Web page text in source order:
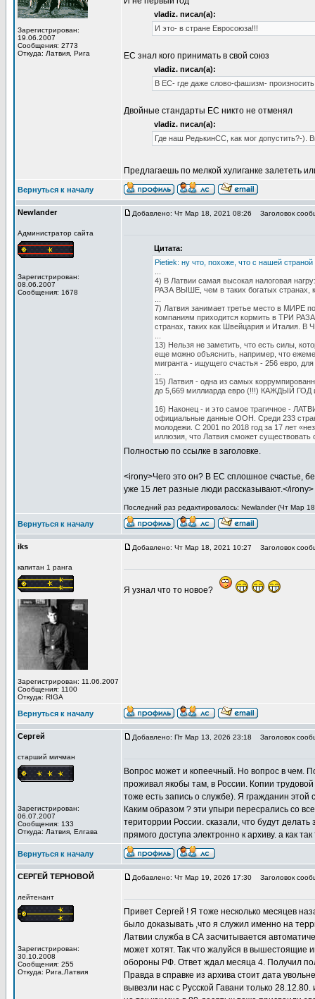
Зарегистрирован:
19.06.2007
Сообщения: 2773
Откуда: Латвия, Рига
vladiz. писал(а):
И это- в стране Евросоюза!!!
ЕС знал кого принимать в свой союз
vladiz. писал(а):
В ЕС- где даже слово-фашизм-
Двойные стандарты ЕС никто не отменял
vladiz. писал(а):
Где наш РедькинСС, как мог допустить?-).
Предлагаешь по мелкой хулиганке залететь
Вернуться к началу
Newlander
Администратор сайта
Зарегистрирован:
08.06.2007
Сообщения: 1678
Добавлено: Чт Мар 18, 2021 08:26 Заголовок
Цитата:
Pietiek: ну что, похоже, что с нашей
4) В Латвии самая высокая налоговая
РАЗА ВЫШЕ, чем в таких богатых странах,
7) Латвия занимает третье место в МИРЕ
компаниям приходится кормить в ТРИ
странах, таких как Швейцария и
13) Нельзя не заметить, что есть силы,
еще можно объяснить, например, что
мигранта - ищущего счастья - 256 евро,
15) Латвия - одна из самых
до 5,669 миллиарда евро (!!!) КАЖДЫЙ ГОД
16) Наконец - и это самое трагичное -
официальные данные ООН. Среди 233
молодежи. С 2001 по 2018 год за 17 лет
иллюзия, что Латвия сможет существовать
Полностью по ссылке в заголовке.
<irony>Чего это он? В ЕС сплошное счастье,
уже 15 лет разные люди рассказывают.</irony>
Последний раз редактировалось: Newlander (Чт Мар
Вернуться к началу
iks
капитан 1 ранга
Зарегистрирован: 11.06.2007
Сообщения: 1100
Откуда: RIGA
Добавлено: Чт Мар 18, 2021 10:27 Заголовок
Я узнал что то новое?
Вернуться к началу
Сергей
старший мичман
Зарегистрирован:
06.07.2007
Сообщения: 133
Откуда: Латвия, Елгава
Добавлено: Пт Мар 13, 2026 23:18 Заголовок
Вопрос может и копеечный. Но вопрос в чем.
проживал якобы там, в России. Копии
тоже есть запись о службе). Я гражданин
Каким образом ? эти упыри пересрались со
територрии России. сказали, что будут
прямого доступа электронно к архиву. а как
Вернуться к началу
СЕРГЕЙ ТЕРНОВОЙ
лейтенант
Зарегистрирован:
30.10.2008
Сообщения: 255
Откуда: Рига,Латвия
Добавлено: Чт Мар 19, 2026 17:30 Заголовок
Привет Сергей ! Я тоже несколько месяцев
было доказывать ,что я служил именно на
Латвии служба в СА засчитывается
может хотят. Так что жалуйся в вышестоящие
обороны РФ. Ответ ждал месяца 4. Получил
Правда в справке из архива стоит дата
вывезли нас с Русской Гавани только